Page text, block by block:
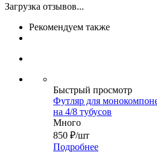
Загрузка отзывов...
Рекомендуем также
Быстрый просмотр
Футляр для
на 4/8 тубусов
Много
850 ₽/шт
Подробнее